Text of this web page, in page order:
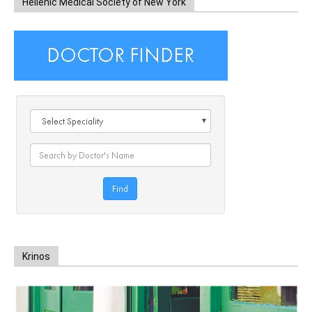
Hellenic Medical Society of New York
Krinos